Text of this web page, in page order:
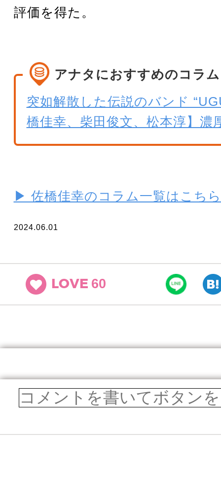
評価を得た。
アナタにおすすめのコラム
突如解散した伝説のバンド
橋佳幸、柴田俊文、松本淳】
▶ 佐橋佳幸のコラム一覧はこち
2024.06.01
LOVE 60